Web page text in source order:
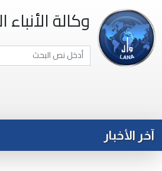
وكالة الأنباء
آخر الأخبار